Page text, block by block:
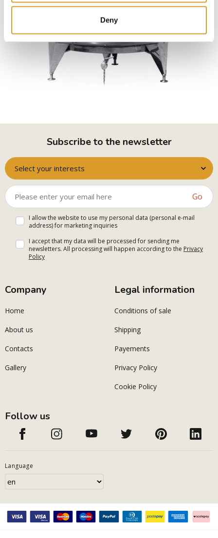
Deny
Subscribe to the newsletter
Select your interests
Go
I allow the website to use my personal data (personal e-mail
address) for marketing inquiries
I accept that my data will be processed for sending me
newsletters. All processing will happen according to the Privacy
Policy
Company
Home
About us
Contacts
Gallery
Legal information
Conditions of sale
Shipping
Payements
Privacy Policy
Cookie Policy
Follow us
Language